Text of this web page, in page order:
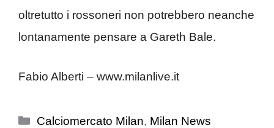
oltretutto i rossoneri non potrebbero neanche
lontanamente pensare a Gareth Bale.
Fabio Alberti – www.milanlive.it
Categorie
Calciomercato Milan, Milan News